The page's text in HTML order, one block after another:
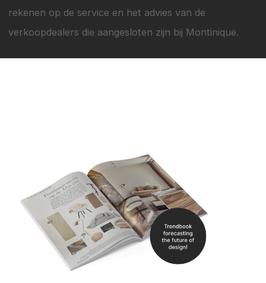
rekenen op de service en het advies van de
verkoopdealers die aangesloten zijn bij Montinique.